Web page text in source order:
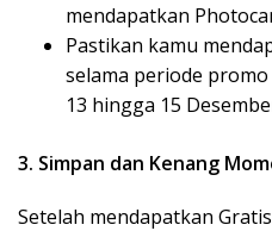
mendapatkan
Pastikan kamu
selama periode
13 hingga 15
3. Simpan dan Kenang
Setelah mendapatkan